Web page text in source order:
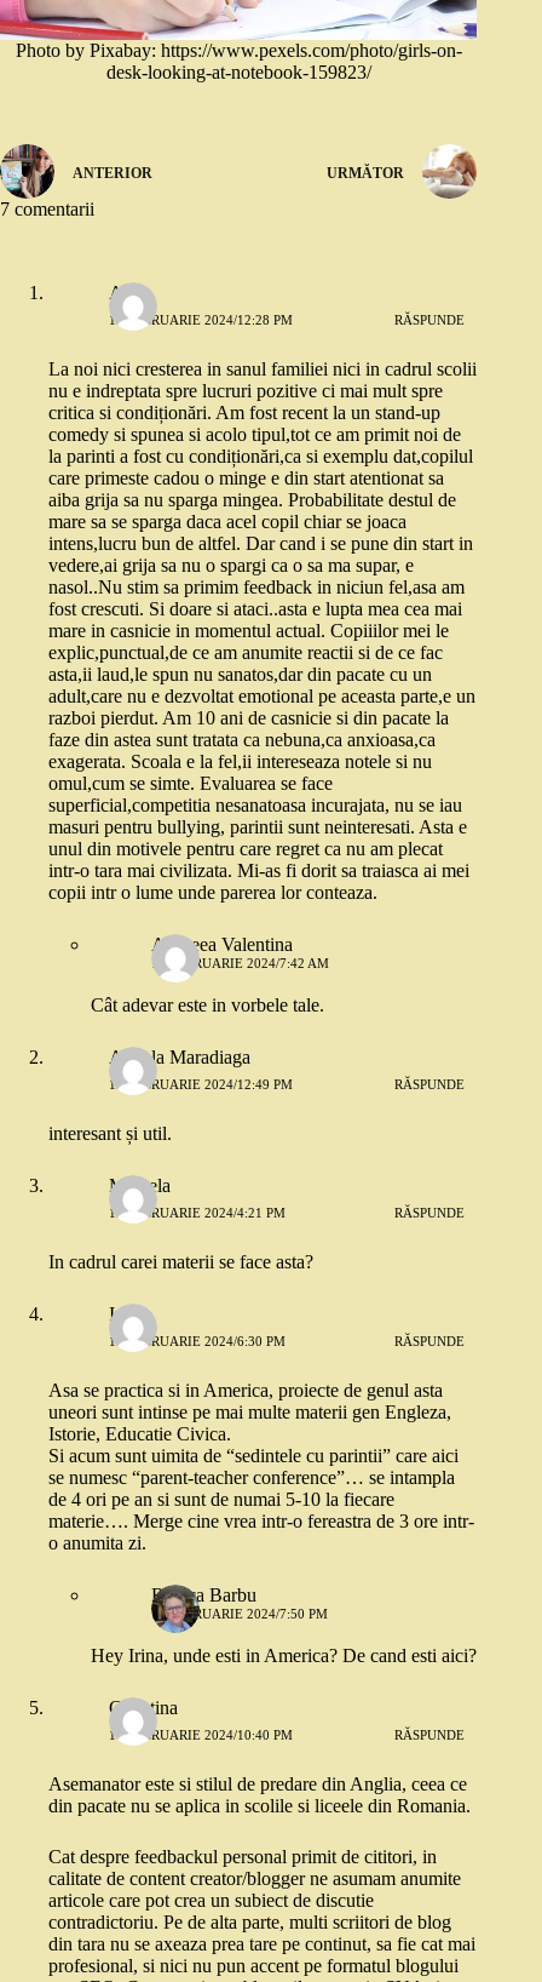
Photo by Pixabay: https://www.pexels.com/photo/girls-on-
desk-looking-at-notebook-159823/
ANTERIOR URMĂTOR
7 comentarii
A
12 FEBRUARIE 2024/12:28 PM RĂSPUNDE
La noi nici cresterea in sanul familiei nici in cadrul scolii
nu e indreptata spre lucruri pozitive ci mai mult spre
critica si condiționări. Am fost recent la un stand-up
comedy si spunea si acolo tipul,tot ce am primit noi de
la parinti a fost cu condiționări,ca si exemplu dat,copilul
care primeste cadou o minge e din start atentionat sa
aiba grija sa nu sparga mingea. Probabilitate destul de
mare sa se sparga daca acel copil chiar se joaca
intens,lucru bun de altfel. Dar cand i se pune din start in
vedere,ai grija sa nu o spargi ca o sa ma supar, e
nasol..Nu stim sa primim feedback in niciun fel,asa am
fost crescuti. Si doare si ataci..asta e lupta mea cea mai
mare in casnicie in momentul actual. Copiiilor mei le
explic,punctual,de ce am anumite reactii si de ce fac
asta,ii laud,le spun nu sanatos,dar din pacate cu un
adult,care nu e dezvoltat emotional pe aceasta parte,e un
razboi pierdut. Am 10 ani de casnicie si din pacate la
faze din astea sunt tratata ca nebuna,ca anxioasa,ca
exagerata. Scoala e la fel,ii intereseaza notele si nu
omul,cum se simte. Evaluarea se face
superficial,competitia nesanatoasa incurajata, nu se iau
masuri pentru bullying, parintii sunt neinteresati. Asta e
unul din motivele pentru care regret ca nu am plecat
intr-o tara mai civilizata. Mi-as fi dorit sa traiasca ai mei
copii intr o lume unde parerea lor conteaza.
Andreea Valentina
15 FEBRUARIE 2024/7:42 AM
Cât adevar este in vorbele tale.
Angela Maradiaga
12 FEBRUARIE 2024/12:49 PM RĂSPUNDE
interesant și util.
Mihaela
12 FEBRUARIE 2024/4:21 PM RĂSPUNDE
In cadrul carei materii se face asta?
Irina
12 FEBRUARIE 2024/6:30 PM RĂSPUNDE
Asa se practica si in America, proiecte de genul asta
uneori sunt intinse pe mai multe materii gen Engleza,
Istorie, Educatie Civica.
Si acum sunt uimita de “sedintele cu parintii” care aici
se numesc “parent-teacher conference”… se intampla
de 4 ori pe an si sunt de numai 5-10 la fiecare
materie…. Merge cine vrea intr-o fereastra de 3 ore intr-
o anumita zi.
Raluca Barbu
12 FEBRUARIE 2024/7:50 PM
Hey Irina, unde esti in America? De cand esti aici?
Christina
18 FEBRUARIE 2024/10:40 PM RĂSPUNDE
Asemanator este si stilul de predare din Anglia, ceea ce
din pacate nu se aplica in scolile si liceele din Romania.
Cat despre feedbackul personal primit de cititori, in
calitate de content creator/blogger ne asumam anumite
articole care pot crea un subiect de discutie
contradictoriu. Pe de alta parte, multi scriitori de blog
din tara nu se axeaza prea tare pe continut, sa fie cat mai
profesional, si nici nu pun accent pe formatul blogului